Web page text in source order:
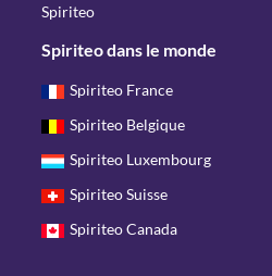
Spiriteo
Spiriteo dans le monde
Spiriteo France
Spiriteo Belgique
Spiriteo Luxembourg
Spiriteo Suisse
Spiriteo Canada